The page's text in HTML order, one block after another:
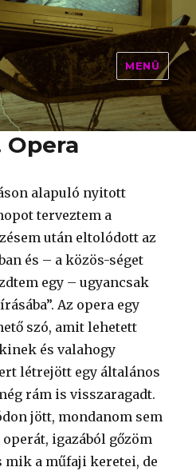
MENÜ
Opera
alapuló nyitott
terveztem a
után eltolódott az
és – a közös-séget
egy – ugyancsak
Az opera egy
szó, amit lehetett
és valahogy
létrejött egy általános
rám is visszaragadt.
jött, mondanom sem
igazából gőzöm
mik a műfaji keretei, de